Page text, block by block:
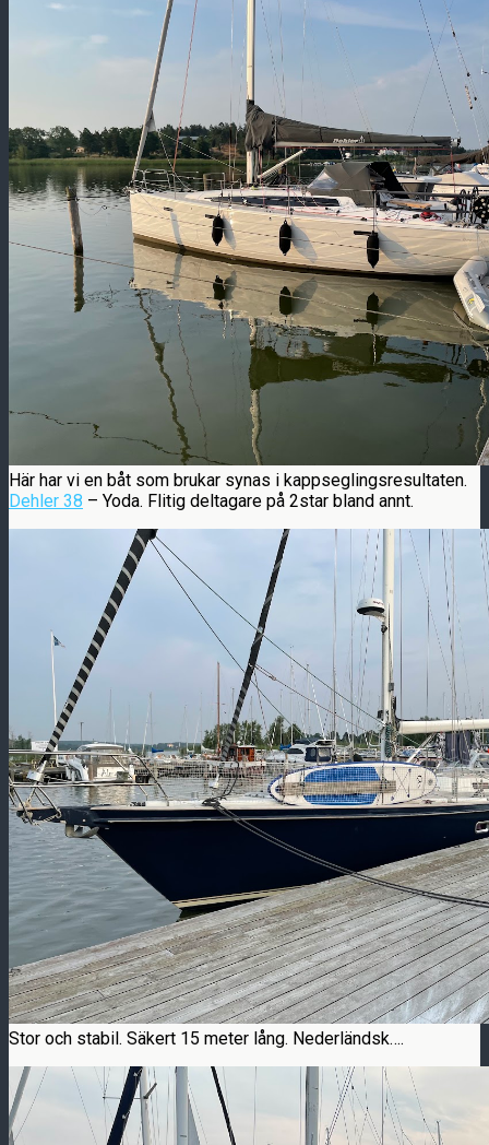
Här har vi en båt som brukar synas i kappseglingsresultaten.
Dehler 38 – Yoda. Flitig deltagare på 2star bland annt.
Stor och stabil. Säkert 15 meter lång. Nederländsk….